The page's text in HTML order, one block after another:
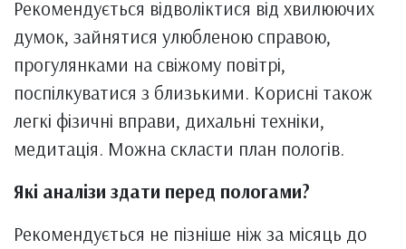
Рекомендується відволіктися від хвилюючих
думок, зайнятися улюбленою справою,
прогулянками на свіжому повітрі,
поспілкуватися з близькими. Корисні також
легкі фізичні вправи, дихальні техніки,
медитація. Можна скласти план пологів.
Які аналізи здати перед пологами?
Рекомендується не пізніше ніж за місяць до